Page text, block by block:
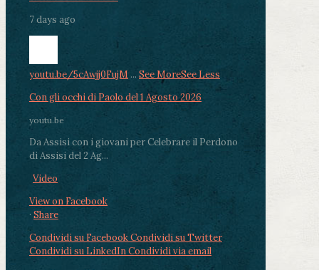
7 days ago
youtu.be/5cAwjj0FujM ... See MoreSee Less
Con gli occhi di Paolo del 1 Agosto 2026
youtu.be
Da Assisi con i giovani per Celebrare il Perdono
di Assisi del 2 Ag...
Video
View on Facebook
· Share
Condividi su FacebookCondividi su Twitter
Condividi su LinkedInCondividi via email